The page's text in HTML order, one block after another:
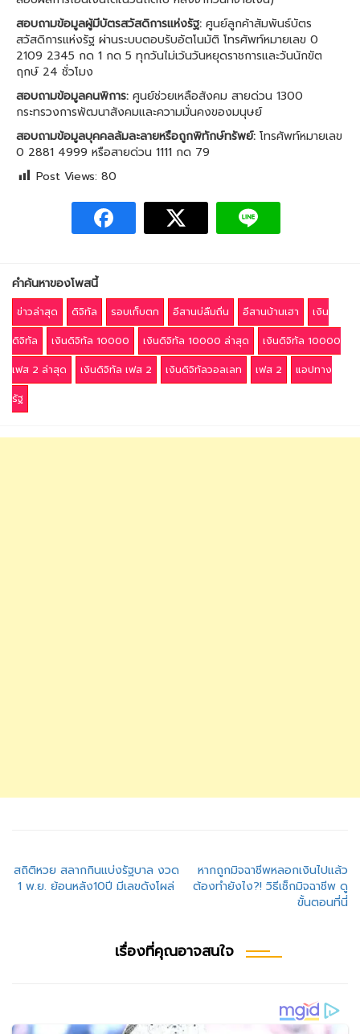
สอบถามข้อมูลผู้มีบัตรสวัสดิการแห่งรัฐ: ศูนย์ลูกค้าสัมพันธ์บัตร
สวัสดิการแห่งรัฐ ผ่านระบบตอบรับอัตโนมัติ โทรศัพท์หมายเลข 0
2109 2345 กด 1 กด 5 ทุกวันไม่เว้นวันหยุดราชการและวันนักขัต
ฤกษ์ 24 ชั่วโมง
สอบถามข้อมูลคนพิการ: ศูนย์ช่วยเหลือสังคม สายด่วน 1300
กระทรวงการพัฒนาสังคมและความมั่นคงของมนุษย์
สอบถามข้อมูลบุคคลล้มละลายหรือถูกพิทักษ์ทรัพย์: โทรศัพท์หมายเลข
0 2881 4999 หรือสายด่วน 1111 กด 79
Post Views: 80
คำค้นหาของโพสนี้
ข่าวล่าสุด ดิจิทัล รอบเก็บตก อีสานบ่ลืมถิ่น อีสานบ้านเฮา
เงิน
ดิจิทัล
เงินดิจิทัล 10000 เงินดิจิทัล 10000 ล่าสุด
เงินดิจิทัล 10000
เฟส 2 ล่าสุด
เงินดิจิทัล เฟส 2 เงินดิจิทัลวอลเลท เฟส 2
แอปทาง
รัฐ
แนะแนว
เรื่อง
สถิติหวย สลากกินแบ่งรัฐบาล งวด
1 พ.ย. ย้อนหลัง10ปี มีเลขดังโผล่
หากถูกมิจฉาชีพหลอกเงินไปแล้ว
ต้องทำยังไง?! วิธีเช็กมิจฉาชีพ ดู
ขั้นตอนที่นี่
เรื่องที่คุณอาจสนใจ